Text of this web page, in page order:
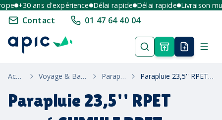
+30 ans d'expérience Délai rapide Délai rapide Livraison
Contact 01 47 64 40 04
Accueil Voyage & Bagagerie Parapluies Parapluie 23,5'' RPET pongé CUMULI RPET
Parapluie 23,5'' RPET